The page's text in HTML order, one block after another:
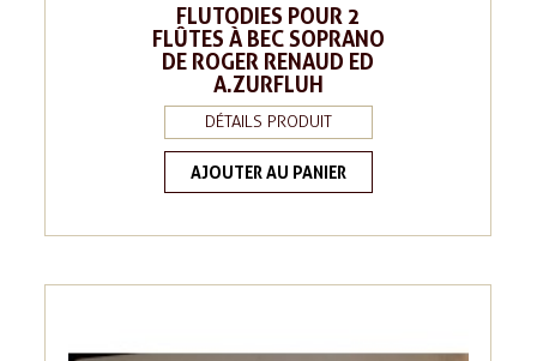
FLUTODIES POUR 2
FLÛTES À BEC SOPRANO
DE ROGER RENAUD ED
A.ZURFLUH
DÉTAILS PRODUIT
AJOUTER AU PANIER